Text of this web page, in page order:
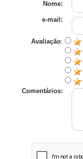
Nome:
e-mail:
Avaliação:
Comentários: